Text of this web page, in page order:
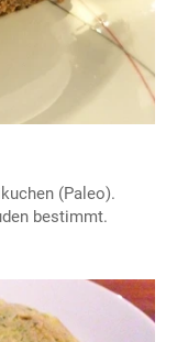
(Paleo).
bestimmt.